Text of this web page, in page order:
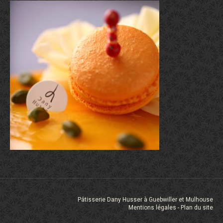
Pâtisserie Dany Husser à Guebwiller et Mulhouse
Mentions légales
Plan du site